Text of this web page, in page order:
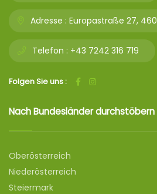
Adresse : Europastraße 27,
Telefon : +43 7242 316 719
Folgen Sie uns :
Nach Bundesländer durchstöbern
Oberösterreich
Niederösterreich
Steiermark